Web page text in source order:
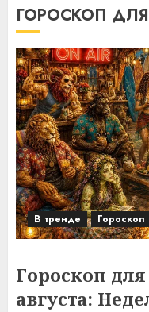
ГОРОСКОП
В тренде Гороскоп
Гороскоп
августа: